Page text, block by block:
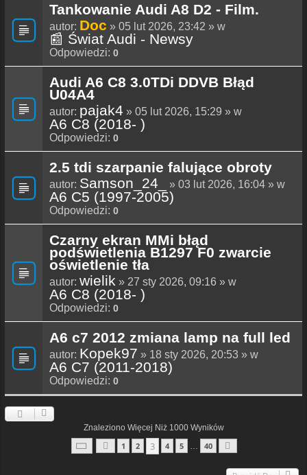
Tankowanie Audi A8 D2 - Film.
autor: Doc » 05 lut 2026, 23:42 » w
📰 Świat Audi - Newsy
Odpowiedzi: 0
Audi A6 C8 3.0TDi DDVB Błąd
U04A4
autor: pajak4 » 05 lut 2026, 15:29 » w
A6 C8 (2018- )
Odpowiedzi: 0
2.5 tdi szarpanie falujące obroty
autor: Samson_24_ » 03 lut 2026, 16:04 » w
A6 C5 (1997-2005)
Odpowiedzi: 0
Czarny ekran MMi błąd
podświetlenia B1297 F0 zwarcie
oświetlenie tła
autor: wielik » 27 sty 2026, 09:16 » w
A6 C8 (2018- )
Odpowiedzi: 0
A6 c7 2012 zmiana lamp na full led
autor: Kopek97 » 18 sty 2026, 20:53 » w
A6 C7 (2011-2018)
Odpowiedzi: 0
Znaleziono Więcej Niż 1000 Wyników
Strona Z 40
Poprzednia
1 2 3 4 5 40